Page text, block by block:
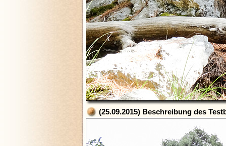
(25.09.2015) Beschreibung des